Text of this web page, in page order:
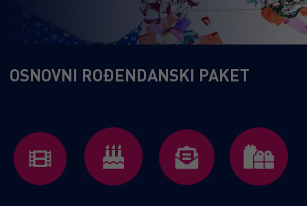
OSNOVNI ROĐENDANSKI PAKET